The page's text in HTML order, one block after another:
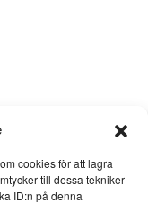
cookies för att lagra
till dessa tekniker
ID:n på denna